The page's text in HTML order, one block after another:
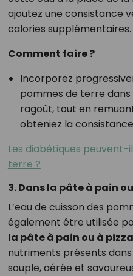
ajoutez une consistance
calories supplémentaires.
Comment faire ?
Incorporez
pommes de terre
ragoût, tout en
obteniez la
Les diabétiques
terre ?
3. Dans la pâte à pain
L’eau de cuisson des
également être utilisée
la pâte à pain ou à pizza
nutriments présents
souple, aérée et